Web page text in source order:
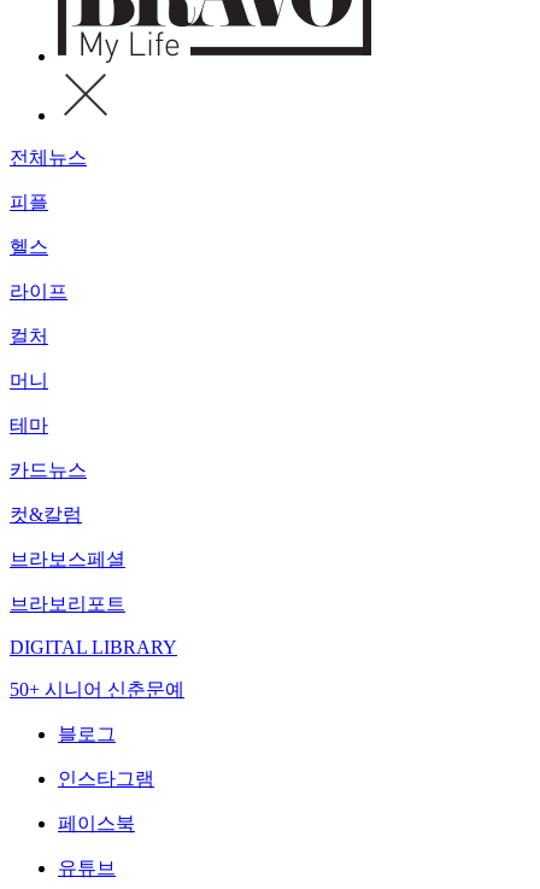
전체뉴스
피플
헬스
라이프
컬처
머니
테마
카드뉴스
컷&칼럼
브라보스페셜
브라보리포트
DIGITAL LIBRARY
50+ 시니어 신춘문예
블로그
인스타그램
페이스북
유튜브